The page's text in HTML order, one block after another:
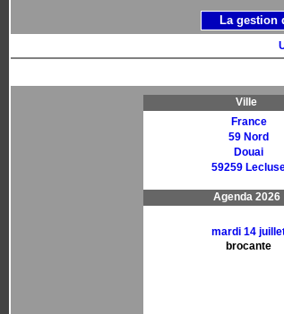
Ville
France
59 Nord
Douai
59259
Agenda 2026
mardi 14
brocante
La gestion